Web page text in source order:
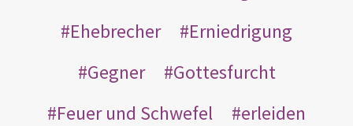
Ehebrecher
Erniedrigung
Gegner
Gottesfurcht
Feuer und Schwefel
erleiden